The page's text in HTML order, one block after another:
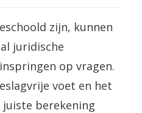
zijn, kunnen
juridische
op vragen.
voet en het
berekening